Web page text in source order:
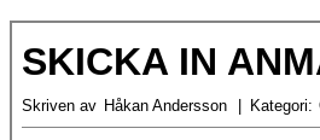
SKICKA IN
Skriven av Håkan Andersson Kategori: